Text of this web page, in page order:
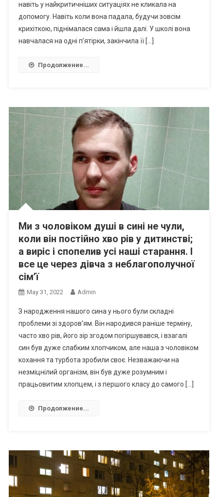
навіть у найкритичніших ситуаціях не кликала на
допомогу. Навіть коли вона падала, будучи зовсім
крихіткою, піднімалася сама і йшла далі. У школі вона
навчалася на одні п’ятірки, закінчила її […]
Продолжение...
Ми з чоловіком душі в сині не чули,
коли він постійно хво рів у дитинстві;
а виріс і спопелив усі наші старання. І
все це через дівча з неблагополучної
сім’ї
May 31, 2022 Admin
З народження нашого сина у нього були складні
проблеми зі здоров’ям. Він народився раніше терміну,
часто хво рів, його зір згодом погіршувався, і взагалі
син був дуже слабким хлопчиком, але наша з чоловіком
кохання та турбота зробили своє. Незважаючи на
незміцнілий організм, він був дуже розумним і
працьовитим хлопцем, і з першого класу до самого […]
Продолжение...